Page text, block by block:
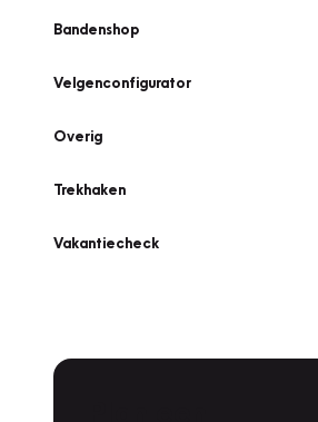
Bandenshop
Velgenconfigurator
Overig
Trekhaken
Vakantiecheck